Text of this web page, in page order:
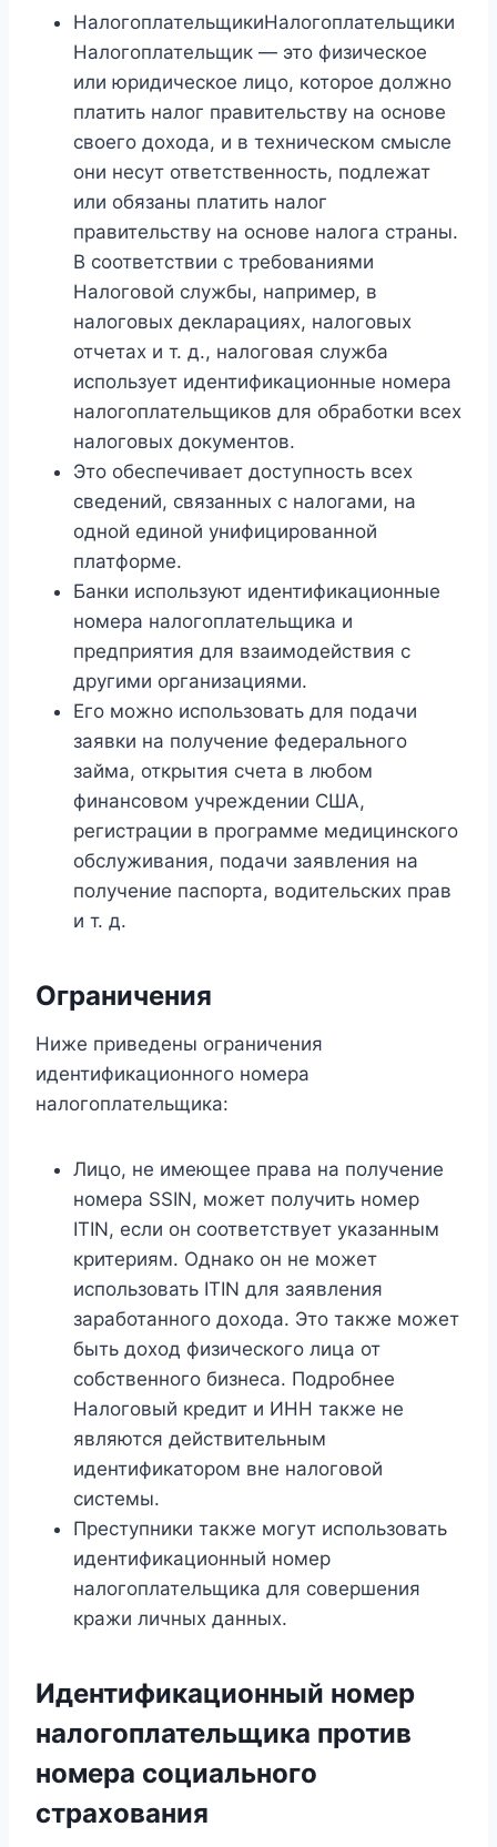
НалогоплательщикиНалогоплательщики
Налогоплательщик — это физическое
или юридическое лицо, которое должно
платить налог правительству на основе
своего дохода, и в техническом смысле
они несут ответственность, подлежат
или обязаны платить налог
правительству на основе налога страны.
В соответствии с требованиями
Налоговой службы, например, в
налоговых декларациях, налоговых
отчетах и ​​т. д., налоговая служба
использует идентификационные номера
налогоплательщиков для обработки всех
налоговых документов.
Это обеспечивает доступность всех
сведений, связанных с налогами, на
одной единой унифицированной
платформе.
Банки используют идентификационные
номера налогоплательщика и
предприятия для взаимодействия с
другими организациями.
Его можно использовать для подачи
заявки на получение федерального
займа, открытия счета в любом
финансовом учреждении США,
регистрации в программе медицинского
обслуживания, подачи заявления на
получение паспорта, водительских прав
и т. д.
Ограничения
Ниже приведены ограничения
идентификационного номера
налогоплательщика:
Лицо, не имеющее права на получение
номера SSIN, может получить номер
ITIN, если он соответствует указанным
критериям. Однако он не может
использовать ITIN для заявления
заработанного дохода. Это также может
быть доход физического лица от
собственного бизнеса. Подробнее
Налоговый кредит и ИНН также не
являются действительным
идентификатором вне налоговой
системы.
Преступники также могут использовать
идентификационный номер
налогоплательщика для совершения
кражи личных данных.
Идентификационный номер
налогоплательщика против
номера социального
страхования